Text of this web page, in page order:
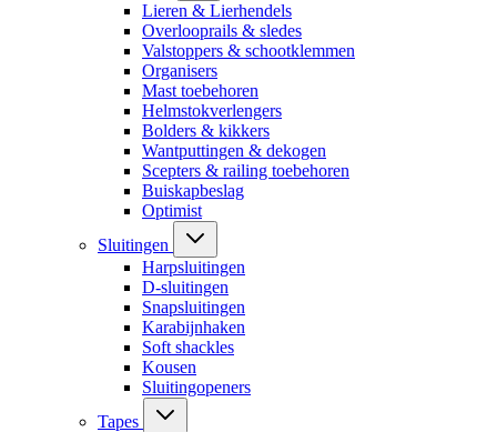
Lieren & Lierhendels
Overlooprails & sledes
Valstoppers & schootklemmen
Organisers
Mast toebehoren
Helmstokverlengers
Bolders & kikkers
Wantputtingen & dekogen
Scepters & railing toebehoren
Buiskapbeslag
Optimist
Sluitingen
Harpsluitingen
D-sluitingen
Snapsluitingen
Karabijnhaken
Soft shackles
Kousen
Sluitingopeners
Tapes